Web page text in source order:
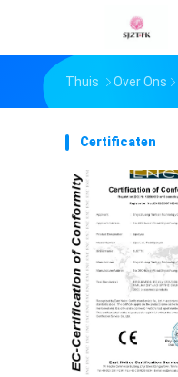
Thuis Over Ons
Certificaten